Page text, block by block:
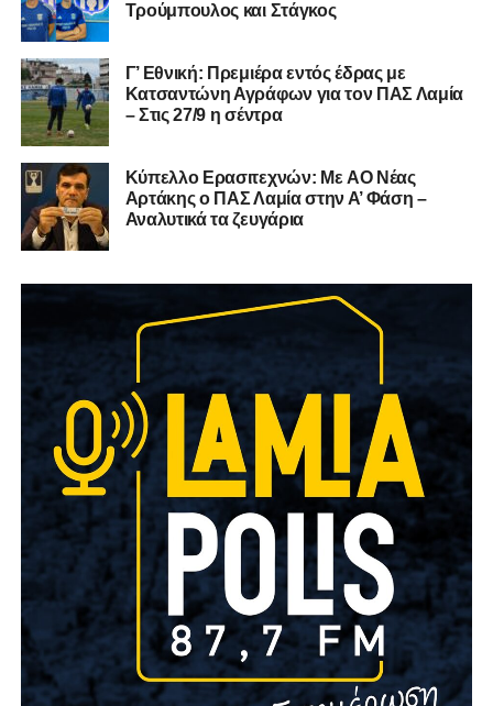
Τρούμπουλος και Στάγκος
Γ’ Εθνική: Πρεμιέρα εντός έδρας με
Κατσαντώνη Αγράφων για τον ΠΑΣ Λαμία
– Στις 27/9 η σέντρα
Kύπελλο Ερασιτεχνών: Με AO Nέας
Αρτάκης ο ΠΑΣ Λαμία στην Α’ Φάση –
Αναλυτικά τα ζευγάρια